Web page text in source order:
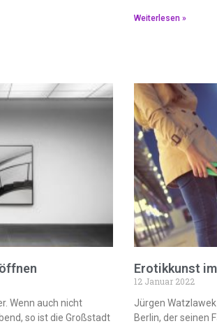
Weiterlesen »
Wenn auch nicht
so ist die Großstadt
Erotikkunst
12 Januar 2022
Jürgen
Berlin, der seinen